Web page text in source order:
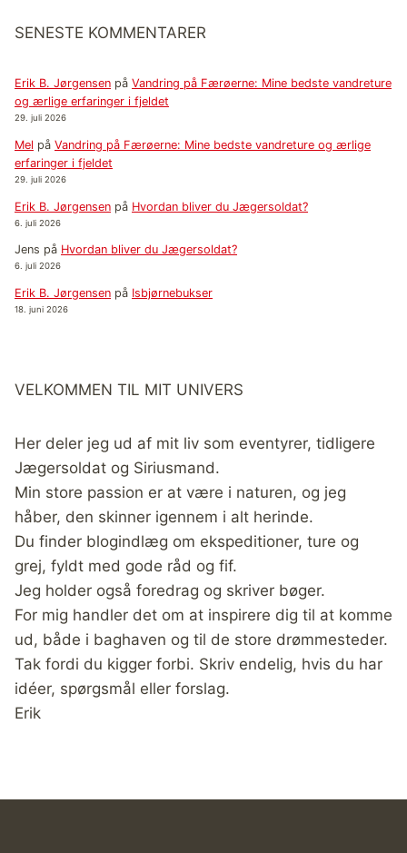
SENESTE KOMMENTARER
Erik B. Jørgensen på Vandring på Færøerne: Mine bedste vandreture
og ærlige erfaringer i fjeldet
29. juli 2026
Mel på Vandring på Færøerne: Mine bedste vandreture og ærlige
erfaringer i fjeldet
29. juli 2026
Erik B. Jørgensen på Hvordan bliver du Jægersoldat?
6. juli 2026
Jens på Hvordan bliver du Jægersoldat?
6. juli 2026
Erik B. Jørgensen på Isbjørnebukser
18. juni 2026
VELKOMMEN TIL MIT UNIVERS
Her deler jeg ud af mit liv som eventyrer, tidligere
Jægersoldat og Siriusmand.
Min store passion er at være i naturen, og jeg
håber, den skinner igennem i alt herinde.
Du finder blogindlæg om ekspeditioner, ture og
grej, fyldt med gode råd og fif.
Jeg holder også foredrag og skriver bøger.
For mig handler det om at inspirere dig til at komme
ud, både i baghaven og til de store drømmesteder.
Tak fordi du kigger forbi. Skriv endelig, hvis du har
idéer, spørgsmål eller forslag.
Erik